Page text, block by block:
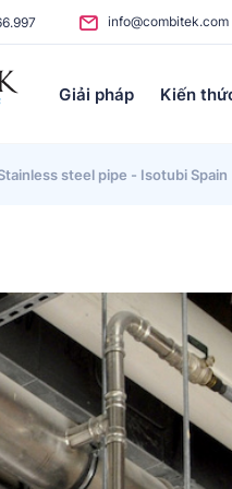
info@combitek.com
Giải pháp Kiến
steel pipe - Isotubi Spain